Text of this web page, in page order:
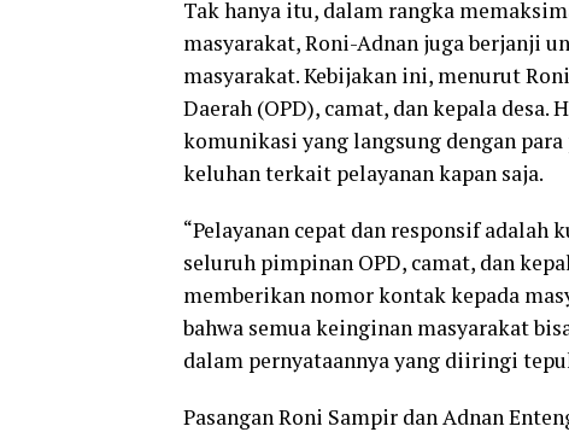
Tak hanya itu, dalam rangka
masyarakat, Roni-Adnan juga berjanji
masyarakat. Kebijakan ini, menurut
Daerah (OPD), camat, dan kepala
komunikasi yang langsung dengan
keluhan terkait pelayanan kapan saja.
“Pelayanan cepat dan responsif
seluruh pimpinan OPD, camat, dan
memberikan nomor kontak kepada
bahwa semua keinginan masyarakat
dalam pernyataannya yang diiringi
Pasangan Roni Sampir dan Adnan